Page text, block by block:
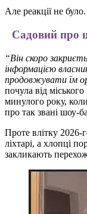
Але реакції не було.
Садовий про
“Він скоро
інформацією
продовжувати їм
почула від
минулого року,
про так звані шоу-
Проте влітку 2026-
ліхтарі, а хлопці
закликають